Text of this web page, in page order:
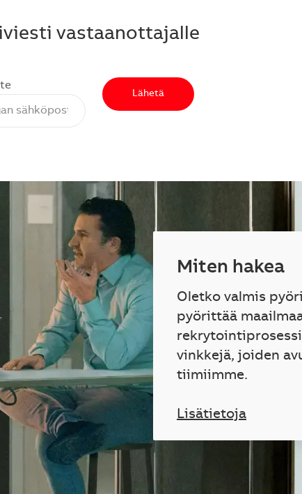
vastaanottajalle
Lähetä
Miten hakea
Oletko valmis
pyörittää
vinkkejä, joiden
tiimiimme.
Lisätietoja